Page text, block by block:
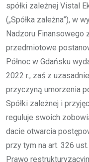
spółki zależnej Vistal
(„Spółka zależna”), w
Nadzoru Finansowego
przedmiotowe
Północ w Gdańsku
2022 r., zaś z
przyczyną umorzenia
Spółki zależnej i
reguluje swoich
dacie otwarcia
przy tym na art. 326
Prawo